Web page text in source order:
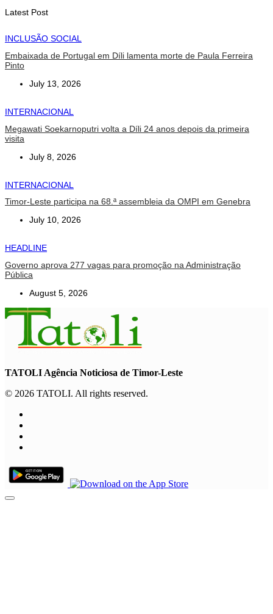
Latest Post
INCLUSÃO SOCIAL
Embaixada de Portugal em Díli lamenta morte de Paula Ferreira
Pinto
July 13, 2026
INTERNACIONAL
Megawati Soekarnoputri volta a Díli 24 anos depois da primeira
visita
July 8, 2026
INTERNACIONAL
Timor-Leste participa na 68.ª assembleia da OMPI em Genebra
July 10, 2026
HEADLINE
Governo aprova 277 vagas para promoção na Administração
Pública
August 5, 2026
TATOLI Agência Noticiosa de Timor-Leste
© 2026 TATOLI. All rights reserved.